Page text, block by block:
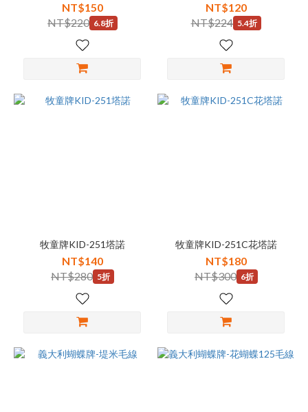
NT$150
NT$220 6.8折
NT$120
NT$224 5.4折
牧童牌KID-251塔諾
NT$140
NT$280 5折
牧童牌KID-251C花塔諾
NT$180
NT$300 6折